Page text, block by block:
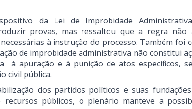
da Lei de Improbidade
provas, mas ressaltou que a regra
à instrução do processo. Também foi
de improbidade administrativa não constitui
à apuração e à punição de atos específicos,
civil pública.
dos partidos políticos e suas
públicos, o plenário manteve a